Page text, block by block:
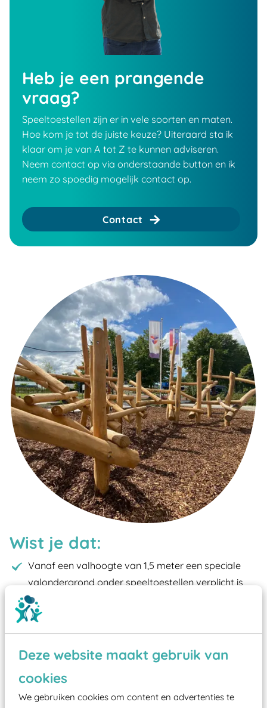
Deze website maakt gebruik van
cookies
We gebruiken cookies om content en advertenties te
Heb je een prangende
vraag?
Speeltoestellen zijn er in vele soorten en maten.
Hoe kom je tot de juiste keuze? Uiteraard sta ik
klaar om je van A tot Z te kunnen adviseren.
Neem contact op via onderstaande button en ik
neem zo spoedig mogelijk contact op.
Contact
Wist je dat:
Vanaf een valhoogte van 1,5 meter een speciale
valondergrond onder speeltoestellen verplicht is
zoals kunstgras, rubber tegels of boomschors?
Elk speeltoestel in de openbare ruimte voorzien
moet zijn van een typekeuring, -plaatje en
certificering, uitgegeven door een Nederlands
Wij ook speeltoestellen kunnen laten keuren zodat
ze toch binnen het Warenwetbesluit Attractie- en